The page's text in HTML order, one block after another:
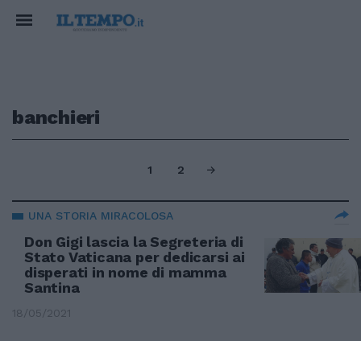
banchieri
1 2
UNA STORIA MIRACOLOSA
Don Gigi lascia la Segreteria di
Stato Vaticana per dedicarsi ai
disperati in nome di mamma
Santina
18/05/2021